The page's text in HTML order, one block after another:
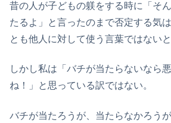
昔の人が子どもの躾をする時に「そ
たるよ」と言ったのまで否定する気
とも他人に対して使う言葉ではないと
しかし私は「バチが当たらないなら
ね！」と思っている訳ではない。
バチが当たろうが、当たらなかろう